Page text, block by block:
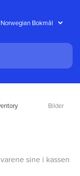
Bilder
sine i kassen